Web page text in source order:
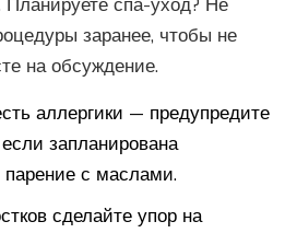
Планируете спа-уход? Не
заранее, чтобы не
на обсуждение.
аллергики — предупредите
запланирована
с маслами.
сделайте упор на